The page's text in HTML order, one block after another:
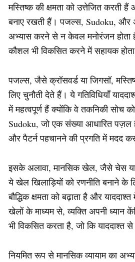
मस्तिष्क की क्षमता को उत्तेजित करती हैं
बनाए रखती हैं। पजल्स, Sudoku, और
अभ्यास करने से न केवल मनोरंजन होता
कौशल भी विकसित करने में सहायक
पजल्स, जैसे क्रॉसवर्ड या जिगसॉ,
लिए चुनौती देते हैं। ये गतिविधियाँ
में महत्वपूर्ण हैं क्योंकि वे तकनिकी सोच
Sudoku, जो एक संख्या आधारित पज़ल
और पैटर्न पहचानने की प्रगति में मदद
इसके अलावा, मानसिक खेल, जैसे चेस या
ये खेल खिलाड़ियों को रणनीति बनाने के
बौद्धिक क्षमता को बढ़ाता है और
खेलों के माध्यम से, व्यक्ति अपनी ध्यान
भी विकसित करता है, जो कि याददाश्त
नियमित रूप से मानसिक व्यायाम का